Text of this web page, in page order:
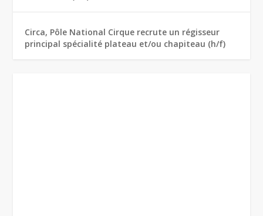
Circa, Pôle National Cirque recrute un régisseur
principal spécialité plateau et/ou chapiteau (h/f)